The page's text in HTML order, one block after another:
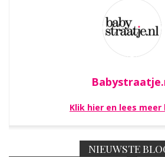
Klik hier en lees
NIEUWSTE